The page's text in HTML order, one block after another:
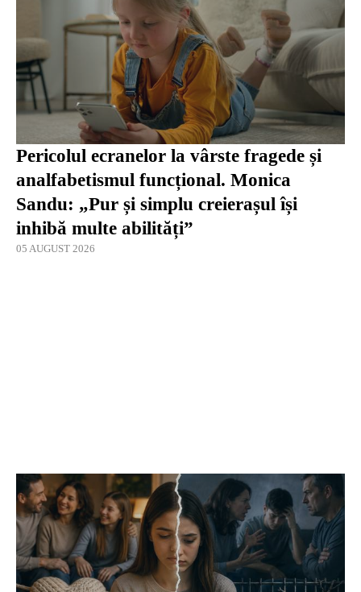
Pericolul ecranelor la vârste fragede și
analfabetismul funcțional. Monica
Sandu: „Pur și simplu creierașul își
inhibă multe abilități”
05 AUGUST 2026